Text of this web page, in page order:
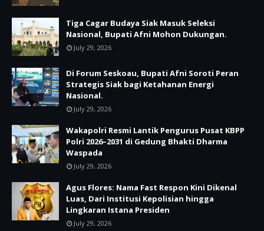
Tiga Cagar Budaya Siak Masuk Seleksi
Nasional, Bupati Afni Mohon Dukungan.
July 29, 2026
Di Forum Seskoau, Bupati Afni Soroti Peran
Strategis Siak bagi Ketahanan Energi
Nasional.
July 29, 2026
Wakapolri Resmi Lantik Pengurus Pusat KBPP
Polri 2026–2031 di Gedung Bhakti Dharma
Waspada
July 29, 2026
Agus Flores: Nama Fast Respon Kini Dikenal
Luas, Dari Institusi Kepolisian hingga
Lingkaran Istana Presiden
July 29, 2026